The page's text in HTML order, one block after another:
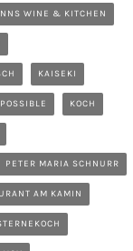
WINE & KITCHEN
KAISEKI
KOCH
PETER MARIA SCHNURR
AM KAMIN